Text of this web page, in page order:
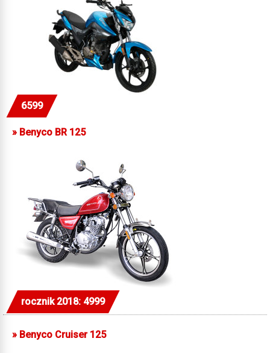
6599
» Benyco BR 125
rocznik 2018: 4999
» Benyco Cruiser 125